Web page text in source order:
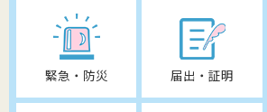
緊急・防災 届出・証明